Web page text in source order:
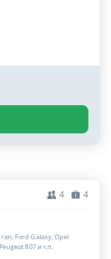
4 4
Ford Galaxy, Opel
807 и т.п.